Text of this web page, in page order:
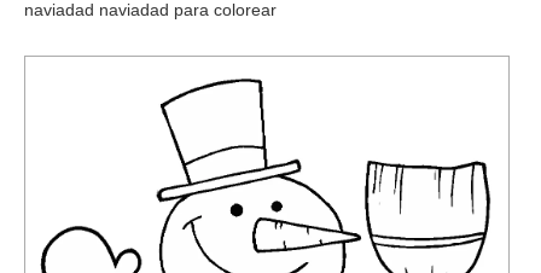
naviadad naviadad para colorear